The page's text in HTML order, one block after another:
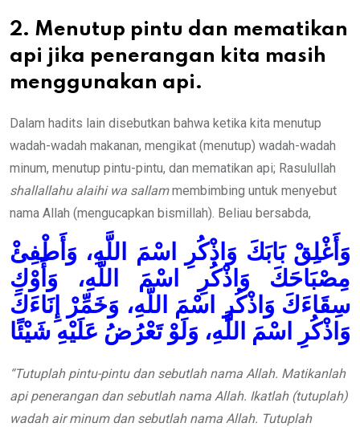
2. Menutup pintu dan mematikan
api jika penerangan kita masih
menggunakan api.
Dalam hadits lain disebutkan bahwa ketika kita menutup
wadah-wadah makanan, mengikat (menutup) wadah-wadah
minum, menutup pintu-pintu, dan mematikan api; Rasulullah
shallallahu alaihi wa sallammembimbing untuk menyebut
nama Allah (mengucapkan bismillah). Beliau bersabda,
وَأَغْلِقْ بَابَكَ وَاذْكُرِ اسْمَ اللَّهِ، وَأَطْفِئْ
مِصْبَاحَكَ وَاذْكُرِ اسْمَ اللَّهِ، وَأَوْكِ
سِقَاءَكَ وَاذْكُرِ اسْمَ اللَّهِ، وَخَمِّرْ إِنَاءَكَ
وَاذْكُرِ اسْمَ اللَّهِ، وَلَوْ تَعْرُضُ عَلَيْهِ شَيْئًا
“Tutuplah pintu-pintu dan sebutlah nama Allah. Matikanlah
api penerangan dan sebutlah nama Allah. Ikatlah (tutuplah)
wadah air minum dan sebutlah nama Allah. Tutuplah